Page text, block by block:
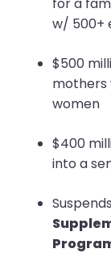
w/ 500+
$500
mothers
women
$400
into a